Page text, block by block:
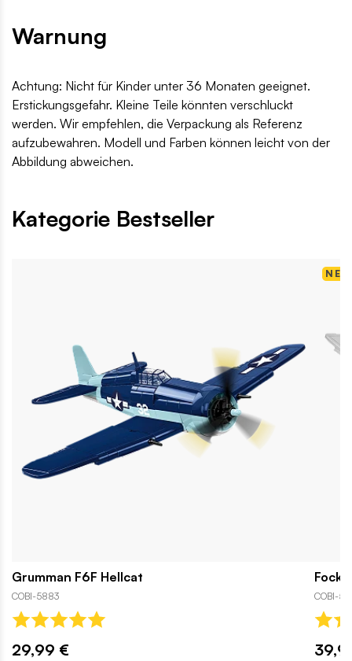
Warnung
Achtung: Nicht für Kinder unter 36 Monaten geeignet.
Erstickungsgefahr. Kleine Teile könnten verschluckt
werden. Wir empfehlen, die Verpackung als Referenz
aufzubewahren. Modell und Farben können leicht von der
Abbildung abweichen.
Kategorie Bestseller
Grumman F6F Hellcat
COBI-5883
29,99 €
NEU
COBI-